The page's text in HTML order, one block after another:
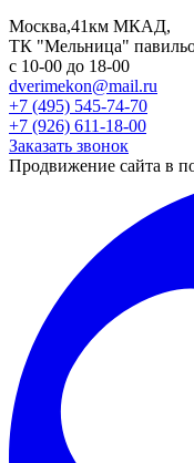
Москва,41км МКАД,
ТК "Мельница"
с 10-00 до 18-00
dverimekon@mail.ru
+7 (495) 545-74-70
+7 (926) 611-18-00
Заказать звонок
Продвижение сайта в